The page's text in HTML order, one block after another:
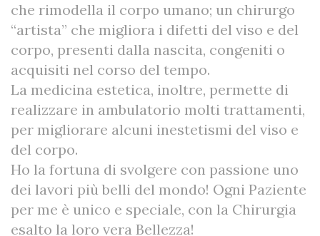
che rimodella il corpo umano; un chirurgo
“artista” che migliora i difetti del viso e del
corpo, presenti dalla nascita, congeniti o
acquisiti nel corso del tempo.
La medicina estetica, inoltre, permette di
realizzare in ambulatorio molti trattamenti,
per migliorare alcuni inestetismi del viso e
del corpo.
Ho la fortuna di svolgere con passione uno
dei lavori più belli del mondo! Ogni Paziente
per me è unico e speciale, con la Chirurgia
esalto la loro vera Bellezza!